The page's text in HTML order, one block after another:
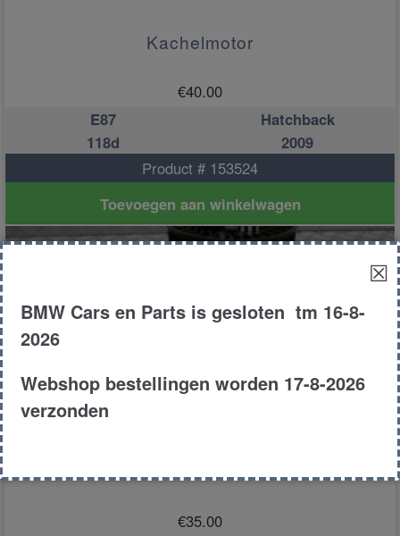
Kachelmotor
€40.00
E87
Hatchback
118d
2009
Product # 153524
Toevoegen aan winkelwagen
Kachelmotor
€35.00
☒
BMW Cars en Parts is gesloten tm 16-8-
2026
Webshop bestellingen worden 17-8-2026
verzonden